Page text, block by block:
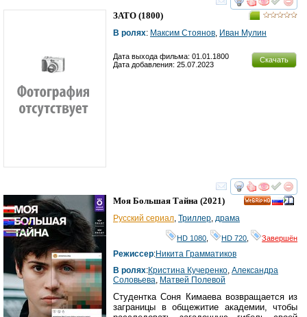
смотреть
ЗАТО (1800)
В ролях: Максим Стоянов, Иван Мулин
Скачать
Дата выхода фильма: 01.01.1800
Дата добавления: 25.07.2023
смотреть
Моя Большая Тайна (2021)
Русский сериал, Триллер, драма
HD 1080 HD 720 Завершён
Режиссер:Никита Грамматиков
В ролях:Кристина Кучеренко, Александра
Соловьева, Матвей Полевой
Студентка Соня Кимаева возвращается из
заграницы в общежитие академии, чтобы